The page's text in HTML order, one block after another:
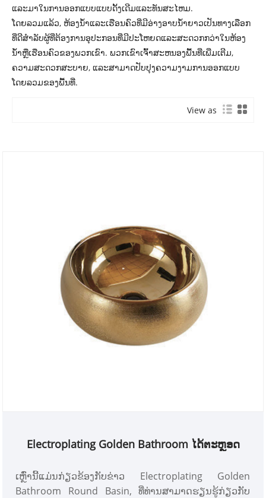
ແລະມາໃນການອອກແບບແບບດັ້ງເດີມແລະທັນສະໄຫມ.
ໂດຍລວມແລ້ວ, ຫ້ອງນ້ໍາແລະເຮືອນຄົວທີ່ມີອ່າງອາບນ້ໍາຍາວເປັນທາງເລືອກ
ທີ່ດີສໍາລັບຜູ້ທີ່ຕ້ອງການອຸປະກອນທີ່ມີປະໂຫຍດແລະສະດວກກວ່າໃນຫ້ອງ
ນ້ໍາຫຼືເຮືອນຄົວຂອງພວກເຂົາ. ພວກເຂົາເຈົ້າສະຫນອງພື້ນທີ່ເພີ່ມເຕີມ,
ຄວາມສະດວກສະບາຍ, ແລະສາມາດປັບປຸງຄວາມງາມການອອກແບບ
ໂດຍລວມຂອງພື້ນທີ່.
View as
Electroplating Golden Bathroom ໄດ້ຕະຫຼອດ
ເຫຼົ່ານີ້ແມ່ນກ່ຽວຂ້ອງກັບຂ່າວ Electroplating Golden
Bathroom Round Basin, ທີ່ທ່ານສາມາດຮຽນຮູ້ກ່ຽວກັບ